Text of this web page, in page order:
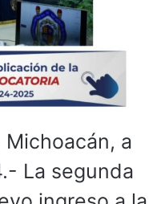
a
La segunda